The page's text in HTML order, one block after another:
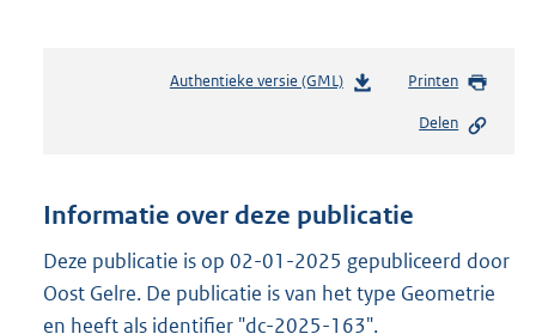
Authentieke versie (GML)b
n
s
r
Printen
Delen
Informatie over deze publicatie
Deze publicatie is op 02-01-2025 gepubliceerd door
Oost Gelre. De publicatie is van het type Geometrie
en heeft als identifier "dc-2025-163".